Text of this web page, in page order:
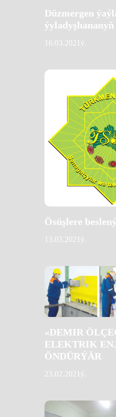
Düzmergen
16.03.2021ý.
Ösüşlere
13.03.2021ý.
«DEMIR
ELEKTRIK
ÖNDÜRÝÄR
23.02.2021ý.